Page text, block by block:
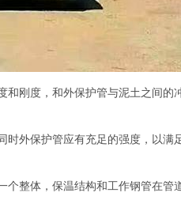
和刚度，和外保护管与泥土之间的
外保护管应有充足的强度，以满
个整体，保温结构和工作钢管在管